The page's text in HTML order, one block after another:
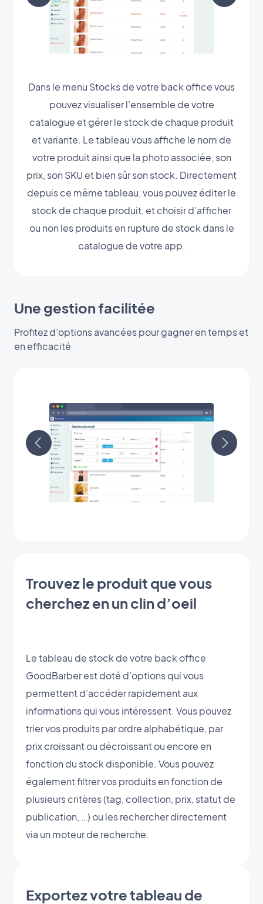
Dans le menu Stocks de votre back office vous
pouvez visualiser l’ensemble de votre
catalogue et gérer le stock de chaque produit
et variante. Le tableau vous affiche le nom de
votre produit ainsi que la photo associée, son
prix, son SKU et bien sûr son stock. Directement
depuis ce même tableau, vous pouvez éditer le
stock de chaque produit, et choisir d’afficher
ou non les produits en rupture de stock dans le
catalogue de votre app.
Une gestion facilitée
Profitez d’options avancées pour gagner en temps et
en efficacité
Trouvez le produit que vous
cherchez en un clin d’oeil
Le tableau de stock de votre back office
GoodBarber est doté d’options qui vous
permettent d’accéder rapidement aux
informations qui vous intéressent. Vous pouvez
trier vos produits par ordre alphabétique, par
prix croissant ou décroissant ou encore en
fonction du stock disponible. Vous pouvez
également filtrer vos produits en fonction de
plusieurs critères (tag, collection, prix, statut de
publication, …) ou les rechercher directement
via un moteur de recherche.
Exportez votre tableau de